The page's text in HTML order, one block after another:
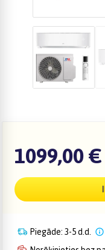
1099,00 €
Piegāde: 3-5 d.d.